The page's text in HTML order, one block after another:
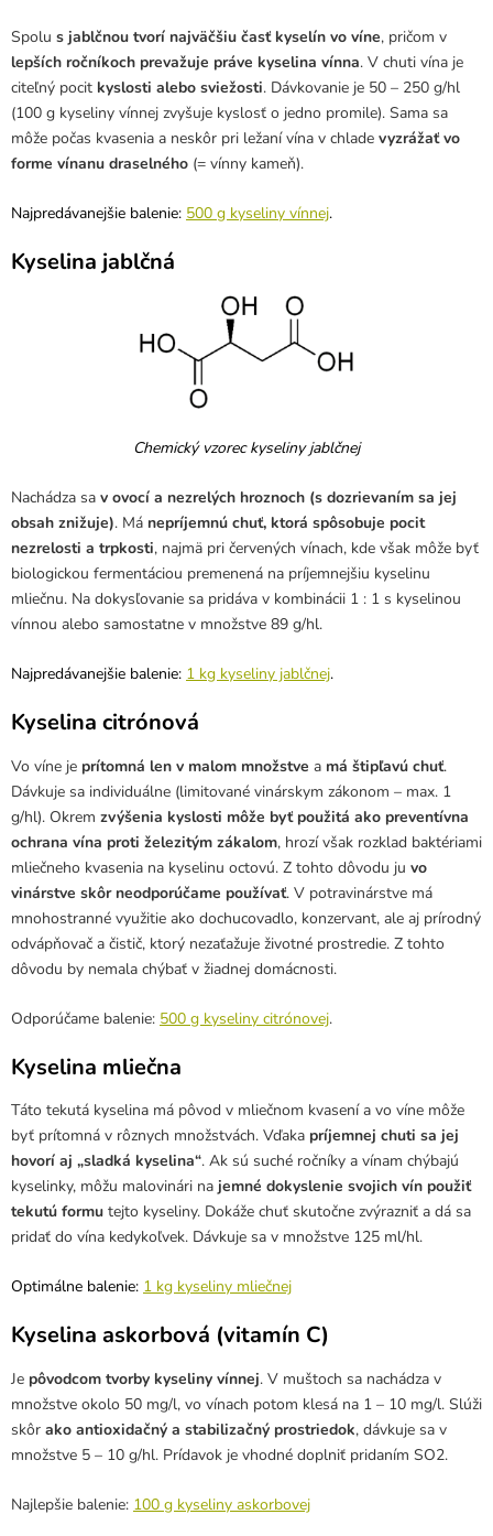
Spolu s jablčnou tvorí najväčšiu časť kyselín vo víne, pričom v
lepších ročníkoch prevažuje práve kyselina vínna. V chuti vína je
citeľný pocit kyslosti alebo sviežosti. Dávkovanie je 50 – 250 g/hl
(100 g kyseliny vínnej zvyšuje kyslosť o jedno promile). Sama sa
môže počas kvasenia a neskôr pri ležaní vína v chlade vyzrážať vo
forme vínanu draselného (= vínny kameň).
Najpredávanejšie balenie: 500 g kyseliny vínnej.
Kyselina jablčná
Chemický vzorec kyseliny jablčnej
Nachádza sa v ovocí a nezrelých hroznoch (s dozrievaním sa jej
obsah znižuje). Má nepríjemnú chuť, ktorá spôsobuje pocit
nezrelosti a trpkosti, najmä pri červených vínach, kde však môže byť
biologickou fermentáciou premenená na príjemnejšiu kyselinu
mliečnu. Na dokysľovanie sa pridáva v kombinácii 1 : 1 s kyselinou
vínnou alebo samostatne v množstve 89 g/hl.
Najpredávanejšie balenie: 1 kg kyseliny jablčnej.
Kyselina citrónová
Vo víne je prítomná len v malom množstve a má štipľavú chuť.
Dávkuje sa individuálne (limitované vinárskym zákonom – max. 1
g/hl). Okrem zvýšenia kyslosti môže byť použitá ako preventívna
ochrana vína proti železitým zákalom, hrozí však rozklad baktériami
mliečneho kvasenia na kyselinu octovú. Z tohto dôvodu ju vo
vinárstve skôr neodporúčame používať. V potravinárstve má
mnohostranné využitie ako dochucovadlo, konzervant, ale aj prírodný
odvápňovač a čistič, ktorý nezaťažuje životné prostredie. Z tohto
dôvodu by nemala chýbať v žiadnej domácnosti.
Odporúčame balenie: 500 g kyseliny citrónovej.
Kyselina mliečna
Táto tekutá kyselina má pôvod v mliečnom kvasení a vo víne môže
byť prítomná v rôznych množstvách. Vďaka príjemnej chuti sa jej
hovorí aj „sladká kyselina“. Ak sú suché ročníky a vínam chýbajú
kyselinky, môžu malovinári na jemné dokyslenie svojich vín použiť
tekutú formu tejto kyseliny. Dokáže chuť skutočne zvýrazniť a dá sa
pridať do vína kedykoľvek. Dávkuje sa v množstve 125 ml/hl.
Optimálne balenie: 1 kg kyseliny mliečnej
Kyselina askorbová (vitamín C)
Je pôvodcom tvorby kyseliny vínnej. V muštoch sa nachádza v
množstve okolo 50 mg/l, vo vínach potom klesá na 1 – 10 mg/l. Slúži
skôr ako antioxidačný a stabilizačný prostriedok, dávkuje sa v
množstve 5 – 10 g/hl. Prídavok je vhodné doplniť pridaním SO2.
Najlepšie balenie: 100 g kyseliny askorbovej